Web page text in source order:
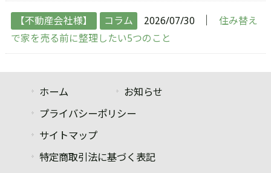
【不動産会社様】 コラム 2026/07/30
住み替え
で家を売る前に整理したい5つのこと
ホーム
お知らせ
プライバシーポリシー
サイトマップ
特定商取引法に基づく表記